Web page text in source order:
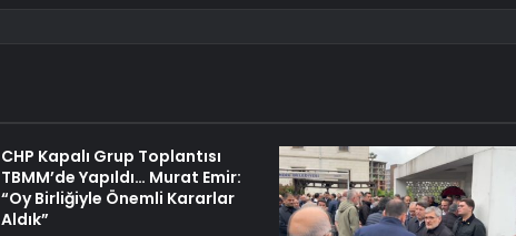
CHP Kapalı Grup Toplantısı
TBMM’de Yapıldı… Murat Emir:
“Oy Birliğiyle Önemli Kararlar
Aldık”